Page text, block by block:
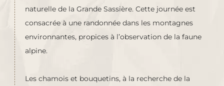
naturelle de la Grande Sassière. Cette journée est
consacrée à une randonnée dans les montagnes
environnantes, propices à l’observation de la faune
alpine.
Les chamois et bouquetins, à la recherche de la